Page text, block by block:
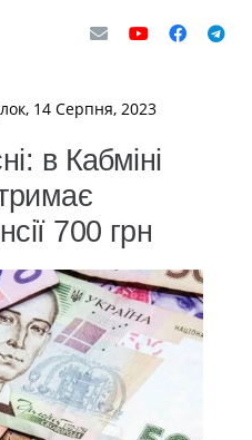
14 Серпня, 2023
в Кабміні
700 грн